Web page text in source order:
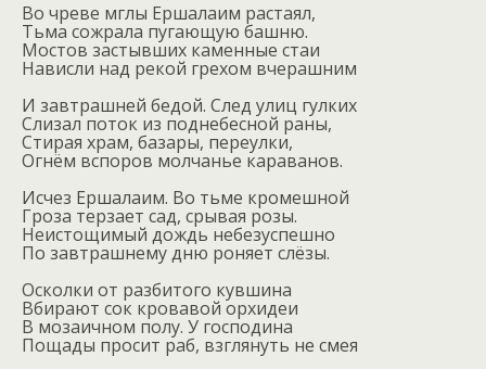
Во чреве мглы Ершалаим растаял,
Тьма сожрала пугающую башню.
Мостов застывших каменные стаи
Нависли над рекой грехом вчерашним
И завтрашней бедой. След улиц гулких
Слизал поток из поднебесной раны,
Стирая храм, базары, переулки,
Огнём вспоров молчанье караванов.
Исчез Ершалаим. Во тьме кромешной
Гроза терзает сад, срывая розы.
Неистощимый дождь небезуспешно
По завтрашнему дню роняет слёзы.
Осколки от разбитого кувшина
Вбирают сок кровавой орхидеи
В мозаичном полу. У господина
Пощады просит раб, взглянуть не смея